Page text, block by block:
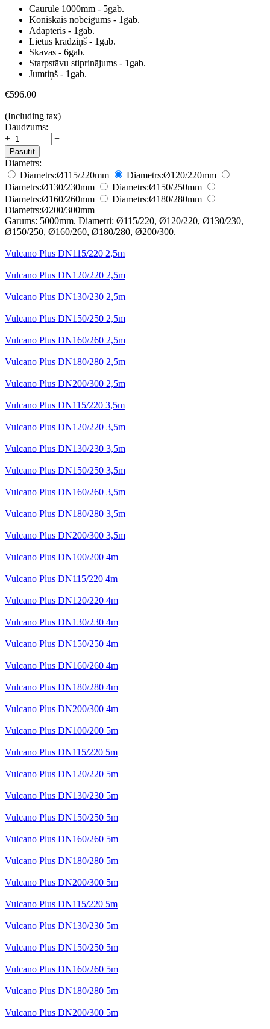
Caurule 1000mm - 5gab.
Koniskais nobeigums - 1gab.
Adapteris - 1gab.
Lietus krādziņš - 1gab.
Skavas - 6gab.
Starpstāvu stiprinājums - 1gab.
Jumtiņš - 1gab.
€596.00
(Including tax)
Daudzums:
+
−
Pasūtīt
Diametrs:
Diametrs:Ø115/220mm Diametrs:Ø120/220mm
Diametrs:Ø130/230mm Diametrs:Ø150/250mm
Diametrs:Ø160/260mm Diametrs:Ø180/280mm
Diametrs:Ø200/300mm
Garums: 5000mm. Diametri: Ø115/220, Ø120/220, Ø130/230,
Ø150/250, Ø160/260, Ø180/280, Ø200/300.
Vulcano Plus DN115/220 2,5m
Vulcano Plus DN120/220 2,5m
Vulcano Plus DN130/230 2,5m
Vulcano Plus DN150/250 2,5m
Vulcano Plus DN160/260 2,5m
Vulcano Plus DN180/280 2,5m
Vulcano Plus DN200/300 2,5m
Vulcano Plus DN115/220 3,5m
Vulcano Plus DN120/220 3,5m
Vulcano Plus DN130/230 3,5m
Vulcano Plus DN150/250 3,5m
Vulcano Plus DN160/260 3,5m
Vulcano Plus DN180/280 3,5m
Vulcano Plus DN200/300 3,5m
Vulcano Plus DN100/200 4m
Vulcano Plus DN115/220 4m
Vulcano Plus DN120/220 4m
Vulcano Plus DN130/230 4m
Vulcano Plus DN150/250 4m
Vulcano Plus DN160/260 4m
Vulcano Plus DN180/280 4m
Vulcano Plus DN200/300 4m
Vulcano Plus DN100/200 5m
Vulcano Plus DN115/220 5m
Vulcano Plus DN120/220 5m
Vulcano Plus DN130/230 5m
Vulcano Plus DN150/250 5m
Vulcano Plus DN160/260 5m
Vulcano Plus DN180/280 5m
Vulcano Plus DN200/300 5m
Vulcano Plus DN115/220 5m
Vulcano Plus DN130/230 5m
Vulcano Plus DN150/250 5m
Vulcano Plus DN160/260 5m
Vulcano Plus DN180/280 5m
Vulcano Plus DN200/300 5m